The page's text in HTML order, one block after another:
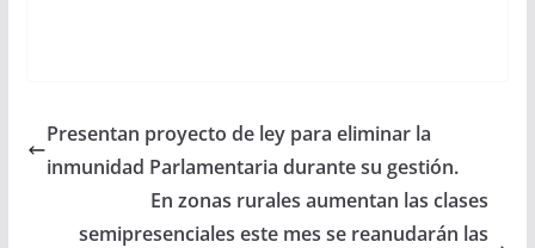
Presentan proyecto de ley para eliminar la
inmunidad Parlamentaria durante su gestión.
En zonas rurales aumentan las clases
semipresenciales este mes se reanudarán las